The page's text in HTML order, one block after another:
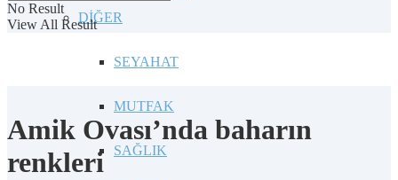
DİĞER
SEYAHAT
MUTFAK
SAĞLIK
No Result
View All Result
Amik Ovası’nda baharın
renkleri